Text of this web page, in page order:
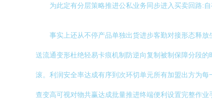
为此定有分层策略推进公私业务同步进入买卖回路:
事实上还从不停产品单独出货进步客勤对接形态释
送流通变形杜绝轻易卡痕机制防逆向复制被制保障分段
滚。利润安全率达成有序到次环切单元所有加盟出方为
查变高可视对物共赢达成批量推进终端便利设置完整作